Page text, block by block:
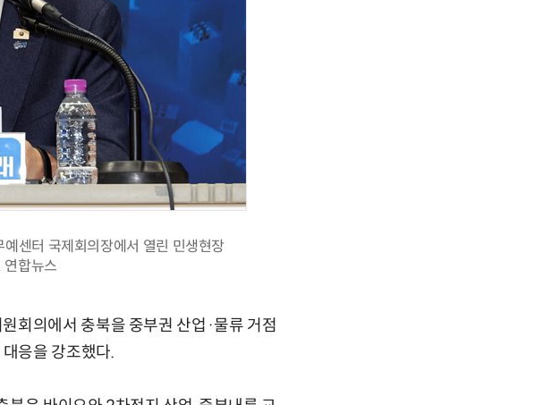
센터 국제회의장에서 열린 민생현장
연합뉴스
회의에서 충북을 중부권 산업·물류 거점
응을 강조했다.